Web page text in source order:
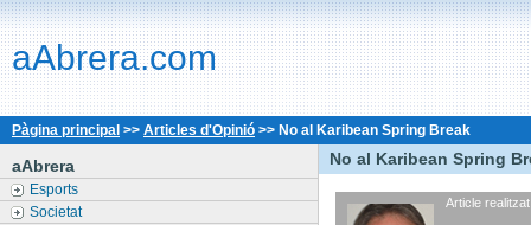
aAbrera.com
Pàgina principal >> Articles d'Opinió >> No al Karibean Spring Break
aAbrera
Esports
Societat
No al Karibean Spring
Article